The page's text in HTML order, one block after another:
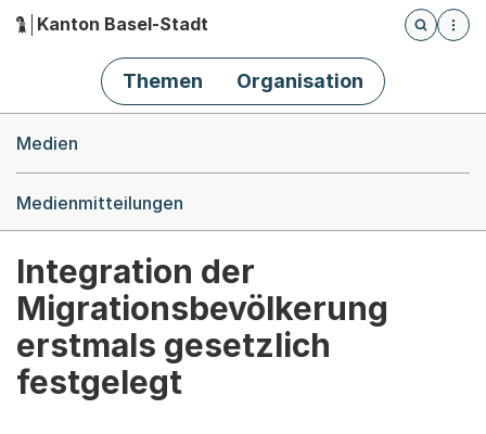
Hauptnavigation
Kanton Basel-Stadt
Öffnet
Themen Organisation
Medien
Medienmitteilungen
Integration der
Migrationsbevölkerung
erstmals gesetzlich
festgelegt